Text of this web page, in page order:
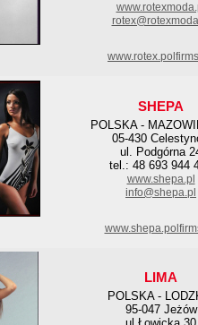
SHEPA
POLSKA -
05-430
ul. Podgórna
tel.: 48 693 944
www.shepa.pl
info@shepa.pl
LIMA
POLSKA -
95-047 Jeżów